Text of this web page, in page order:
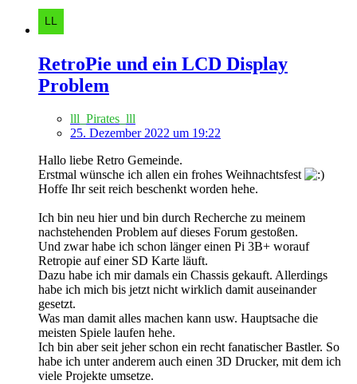
RetroPie und ein LCD Display
Problem
lll_Pirates_lll
25. Dezember 2022 um 19:22
Hallo liebe Retro Gemeinde.
Erstmal wünsche ich allen ein frohes Weihnachtsfest
Hoffe Ihr seit reich beschenkt worden hehe.
Ich bin neu hier und bin durch Recherche zu meinem
nachstehenden Problem auf dieses Forum gestoßen.
Und zwar habe ich schon länger einen Pi 3B+ worauf
Retropie auf einer SD Karte läuft.
Dazu habe ich mir damals ein Chassis gekauft. Allerdings
habe ich mich bis jetzt nicht wirklich damit auseinander
gesetzt.
Was man damit alles machen kann usw. Hauptsache die
meisten Spiele laufen hehe.
Ich bin aber seit jeher schon ein recht fanatischer Bastler. So
habe ich unter anderem auch einen 3D Drucker, mit dem ich
viele Projekte umsetze.